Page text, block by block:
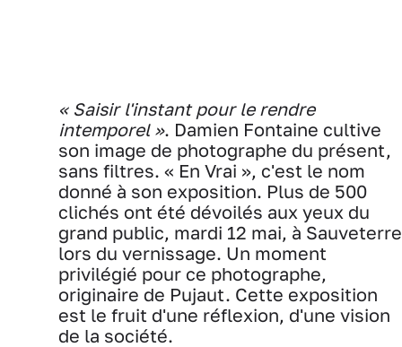
« Saisir l'instant pour le rendre
intemporel ». Damien Fontaine cultive
son image de photographe du présent,
sans filtres. « En Vrai », c'est le nom
donné à son exposition. Plus de 500
clichés ont été dévoilés aux yeux du
grand public, mardi 12 mai, à
lors du vernissage. Un moment
privilégié pour ce photographe,
originaire de Pujaut. Cette exposition
est le fruit d'une réflexion, d'une vision
de la société.